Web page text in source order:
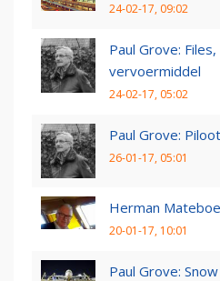
24-02-17, 09:02
Paul Grove:
vervoermiddel
24-02-17, 05:02
Paul Grove:
26-01-17, 05:01
Herman
20-01-17, 10:01
Paul Grove: